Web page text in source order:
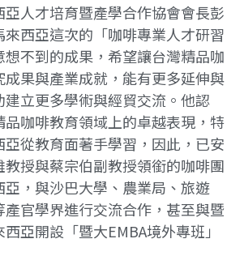
亞人才培育暨產學合作協會會長彭
來西亞這次的「咖啡專業人才研習
想不到的成果，希望讓台灣精品咖
成果與產業成就，能有更多延伸與
建立更多學術與經貿交流。他認
品咖啡教育領域上的卓越表現，特
亞從教育面著手學習，因此，已安
教授與蔡宗伯副教授領銜的咖啡團
亞，與沙巴大學、農業局、旅遊
產官學界進行交流合作，甚至與暨
亞開設「暨大EMBA境外專班」